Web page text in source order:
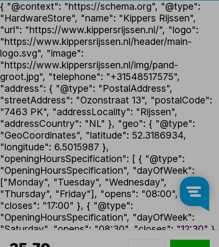
{ "@context": "https://schema.org", "@type":
"HardwareStore", "name": "Kippers Rijssen",
"url": "https://www.kippersrijssen.nl/", "logo":
"https://www.kippersrijssen.nl/header/main-
logo.svg", "image":
"https://www.kippersrijssen.nl/img/pand-
groot.jpg", "telephone": "+31548517575",
"address": { "@type": "PostalAddress",
"streetAddress": "Ozonstraat 13", "postalCode":
"7463 PK", "addressLocality": "Rijssen",
"addressCountry": "NL" }, "geo": { "@type":
"GeoCoordinates", "latitude": 52.3186934,
"longitude": 6.5015987 },
"openingHoursSpecification": [ { "@type":
"OpeningHoursSpecification", "dayOfWeek":
["Monday", "Tuesday", "Wednesday",
"Thursday", "Friday"], "opens": "08:00",
"closes": "17:00" }, { "@type":
"OpeningHoursSpecification", "dayOfWeek":
"Saturday", "opens": "08:30", "closes": "12:30" }
], "foundingDate": "1992", "founder": { "@type":